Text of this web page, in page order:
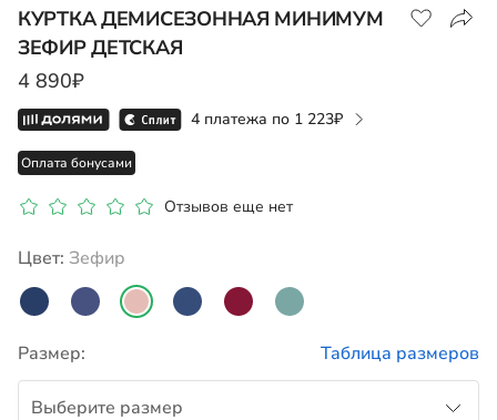
КУРТКА ДЕМИСЕЗОННАЯ МИНИМУМ
ЗЕФИР ДЕТСКАЯ
4 890₽
4 платежа по 1 223
Оплата бонусами
Отзывов еще нет
Цвет: зефир
Размер: Таблица размеров
Выберите размер